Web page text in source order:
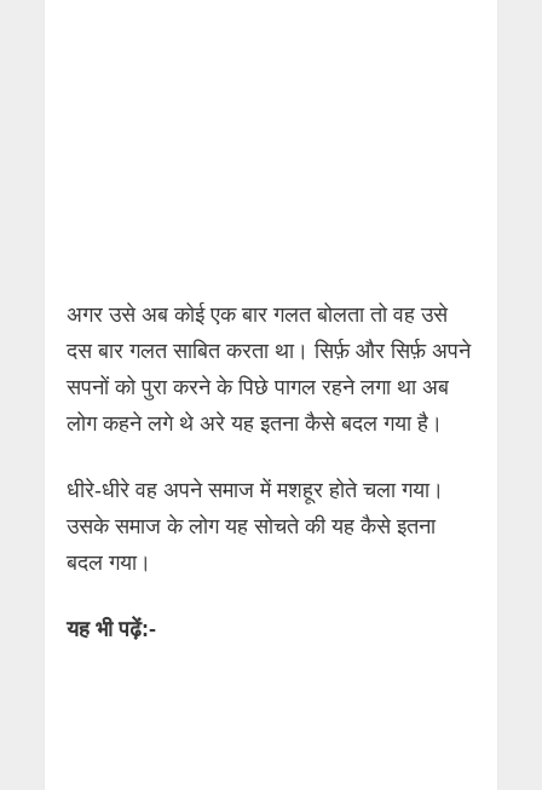
अगर उसे अब कोई एक बार गलत बोलता तो वह उसे
दस बार गलत साबित करता था। सिर्फ़ और सिर्फ़ अपने
सपनों को पुरा करने के पिछे पागल रहने लगा था अब
लोग कहने लगे थे अरे यह इतना कैसे बदल गया है।
धीरे-धीरे वह अपने समाज में मशहूर होते चला गया।
उसके समाज के लोग यह सोचते की यह कैसे इतना
बदल गया।
यह भी पढ़ें:-